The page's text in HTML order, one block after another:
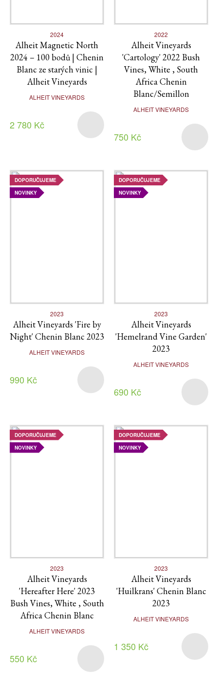
2024
Alheit Magnetic North
2024 – 100 bodů | Chenin
Blanc ze starých vinic |
Alheit Vineyards
ALHEIT VINEYARDS
2 780 Kč
2022
Alheit Vineyards
'Cartology' 2022 Bush
Vines, White , South
Africa Chenin
Blanc/Semillon
ALHEIT VINEYARDS
750 Kč
DOPORUČUJEME
NOVINKY
2023
Alheit Vineyards 'Fire by
Night' Chenin Blanc 2023
ALHEIT VINEYARDS
990 Kč
DOPORUČUJEME
NOVINKY
2023
Alheit Vineyards
'Hemelrand Vine Garden'
2023
ALHEIT VINEYARDS
690 Kč
DOPORUČUJEME
NOVINKY
2023
Alheit Vineyards
'Hereafter Here' 2023
Bush Vines, White , South
Africa Chenin Blanc
ALHEIT VINEYARDS
550 Kč
DOPORUČUJEME
NOVINKY
2023
Alheit Vineyards
'Huilkrans' Chenin Blanc
2023
ALHEIT VINEYARDS
1 350 Kč